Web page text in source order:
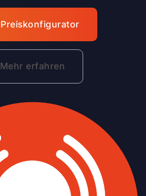
Preiskonfigurator
Mehr erfahren